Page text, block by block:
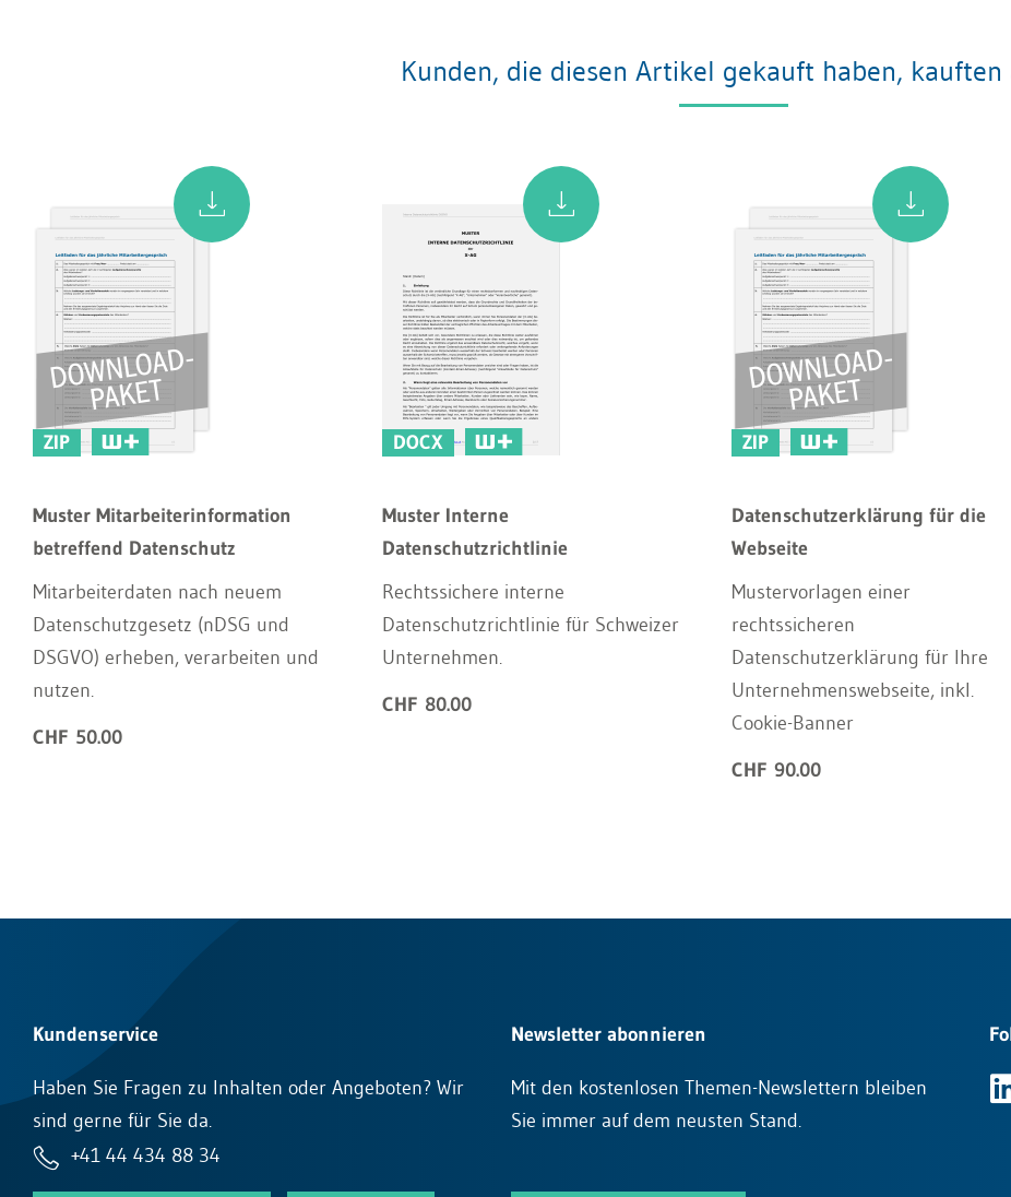
Kunden, die diesen Artikel gekauft haben, kauften
ZIP
Muster Mitarbeiterinformation
betreffend Datenschutz
Mitarbeiterdaten nach neuem
Datenschutzgesetz (nDSG und
DSGVO) erheben, verarbeiten und
nutzen.
CHF 50.00
DOCX
Muster Interne
Datenschutzrichtlinie
Rechtssichere interne
Datenschutzrichtlinie für Schweizer
Unternehmen.
CHF 80.00
ZIP
Datenschutzerklärung für die
Webseite
Mustervorlagen einer
rechtssicheren
Datenschutzerklärung für Ihre
Unternehmenswebseite, inkl.
Cookie-Banner
CHF 90.00
Kundenservice
Haben Sie Fragen zu Inhalten oder Angeboten? Wir
sind gerne für Sie da.
+41 44 434 88 34
Newsletter abonnieren
Mit den kostenlosen Themen-Newslettern bleiben
Sie immer auf dem neusten Stand.